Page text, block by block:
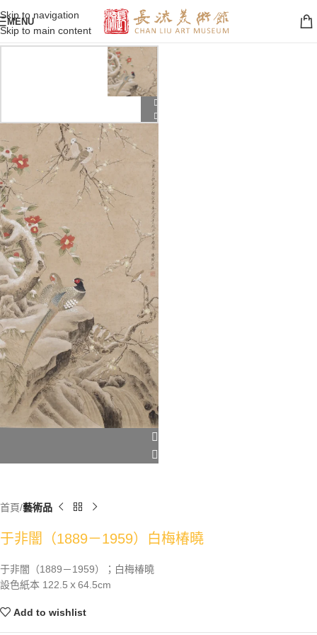
Skip to navigation
Skip to main content
MENU
首頁 藝術品
于非闇（1889－1959）白梅椿曉
于非闇（1889－1959）；白梅椿曉
設色紙本 122.5ｘ64.5cm
Add to wishlist